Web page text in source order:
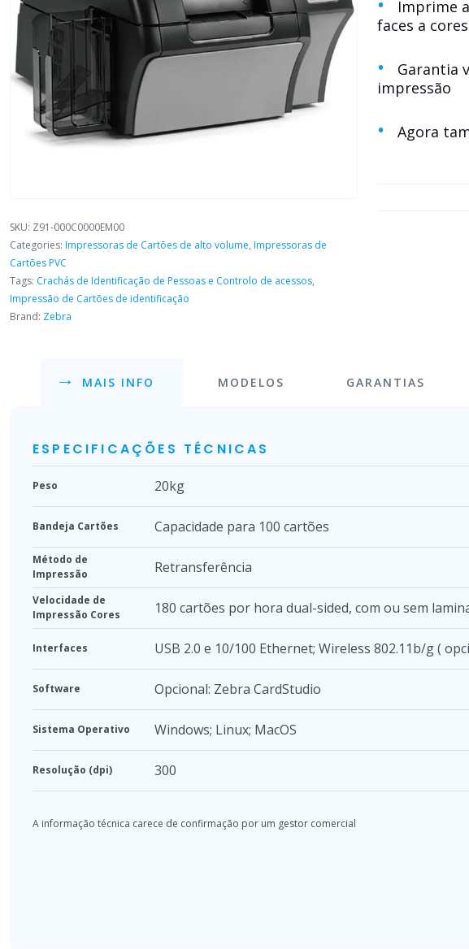
SKU: Z91-000C0000EM00
Categories: Impressoras de Cartões de alto volume, Impressoras de
Cartões PVC
Tags: Crachás de Identificação de Pessoas e Controlo de acessos,
Impressão de Cartões de identificação
Brand: Zebra
Imprime
faces a
Garantia
impressão
Agora
MAIS INFO MODELOS GARANTIAS
ESPECIFICAÇÕES TÉCNICAS
Peso 20kg
Bandeja Cartões Capacidade para 100 cartões
Método de
Impressão
Retransferência
Velocidade de
Impressão Cores
180 cartões por hora dual-sided, com ou sem
Interfaces USB 2.0 e 10/100 Ethernet; Wireless 802.11b/g (
Software Opcional: Zebra CardStudio
Sistema Operativo Windows; Linux; MacOS
Resolução (dpi) 300